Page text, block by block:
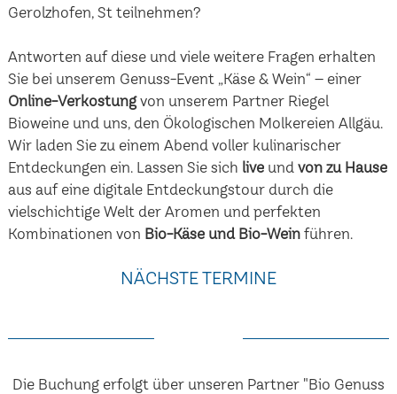
Gerolzhofen, St teilnehmen?
Antworten auf diese und viele weitere Fragen erhalten
Sie bei unserem Genuss-Event „Käse & Wein“ – einer
Online-Verkostungvon unserem Partner Riegel
Bioweine und uns, den Ökologischen Molkereien Allgäu.
Wir laden Sie zu einem Abend voller kulinarischer
Entdeckungen ein. Lassen Sie sich live und von zu Hause
aus auf eine digitale Entdeckungstour durch die
vielschichtige Welt der Aromen und perfekten
Kombinationen von Bio-Käse und Bio-Weinführen.
NÄCHSTE TERMINE
Die Buchung erfolgt über unseren Partner "Bio Genuss